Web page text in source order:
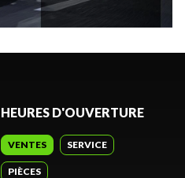
HEURES D'OUVERTURE
VENTES SERVICE
PIÈCES